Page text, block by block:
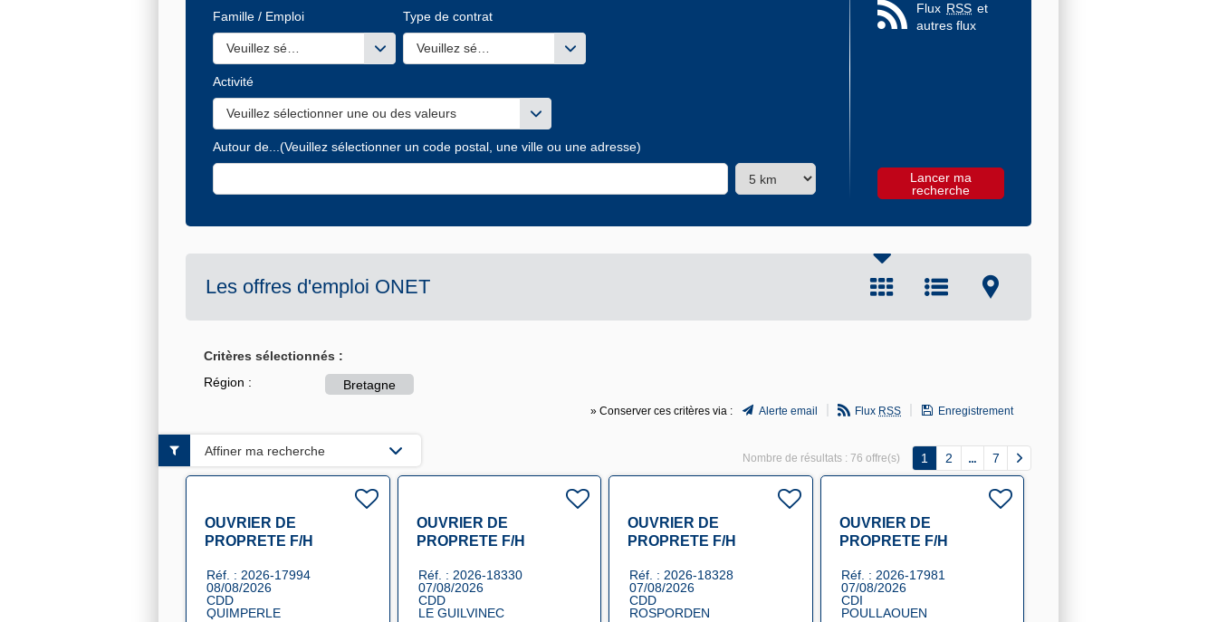
Famille / Emploi
Veuillez sélectionner une ou des valeurs
Type de contrat
Veuillez sélectionner une ou des valeurs
Activité
Veuillez sélectionner une ou des valeurs
Autour de...(Veuillez sélectionner un code postal, une ville ou une adresse)
Flux RSS et
autres flux
Les offres d'emploi ONET
Critères sélectionnés :
Région :
Bretagne
» Conserver ces critères via : Alerte email Flux RSS Enregistrement
Nombre de résultats : 76 offre(s) 1 2 7
OUVRIER DE
PROPRETE F/H
Réf. : 2026-17994
08/08/2026
CDD
QUIMPERLE
OUVRIER DE
PROPRETE F/H
Réf. : 2026-18330
07/08/2026
CDD
LE GUILVINEC
OUVRIER DE
PROPRETE F/H
Réf. : 2026-18328
07/08/2026
CDD
ROSPORDEN
OUVRIER DE
PROPRETE F/H
Réf. : 2026-17981
07/08/2026
CDI
POULLAOUEN
Affiner ma recherche